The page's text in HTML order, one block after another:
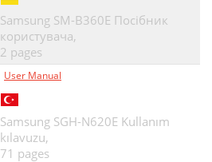
Samsung SM-B360E Посібник
користувача,
2 pages
User Manual
Samsung SGH-N620E Kullanım
kılavuzu,
71 pages